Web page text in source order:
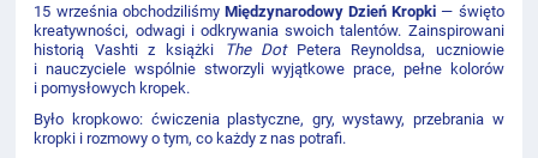
15 września obchodziliśmy Międzynarodowy Dzień Kropki — święto
kreatywności, odwagi i odkrywania swoich talentów. Zainspirowani
historią Vashti z książki
The DotPetera Reynoldsa, uczniowie
i nauczyciele wspólnie stworzyli wyjątkowe prace, pełne kolorów
i pomysłowych kropek.
Było kropkowo: ćwiczenia plastyczne, gry, wystawy, przebrania w
kropki i rozmowy o tym, co każdy z nas potrafi.